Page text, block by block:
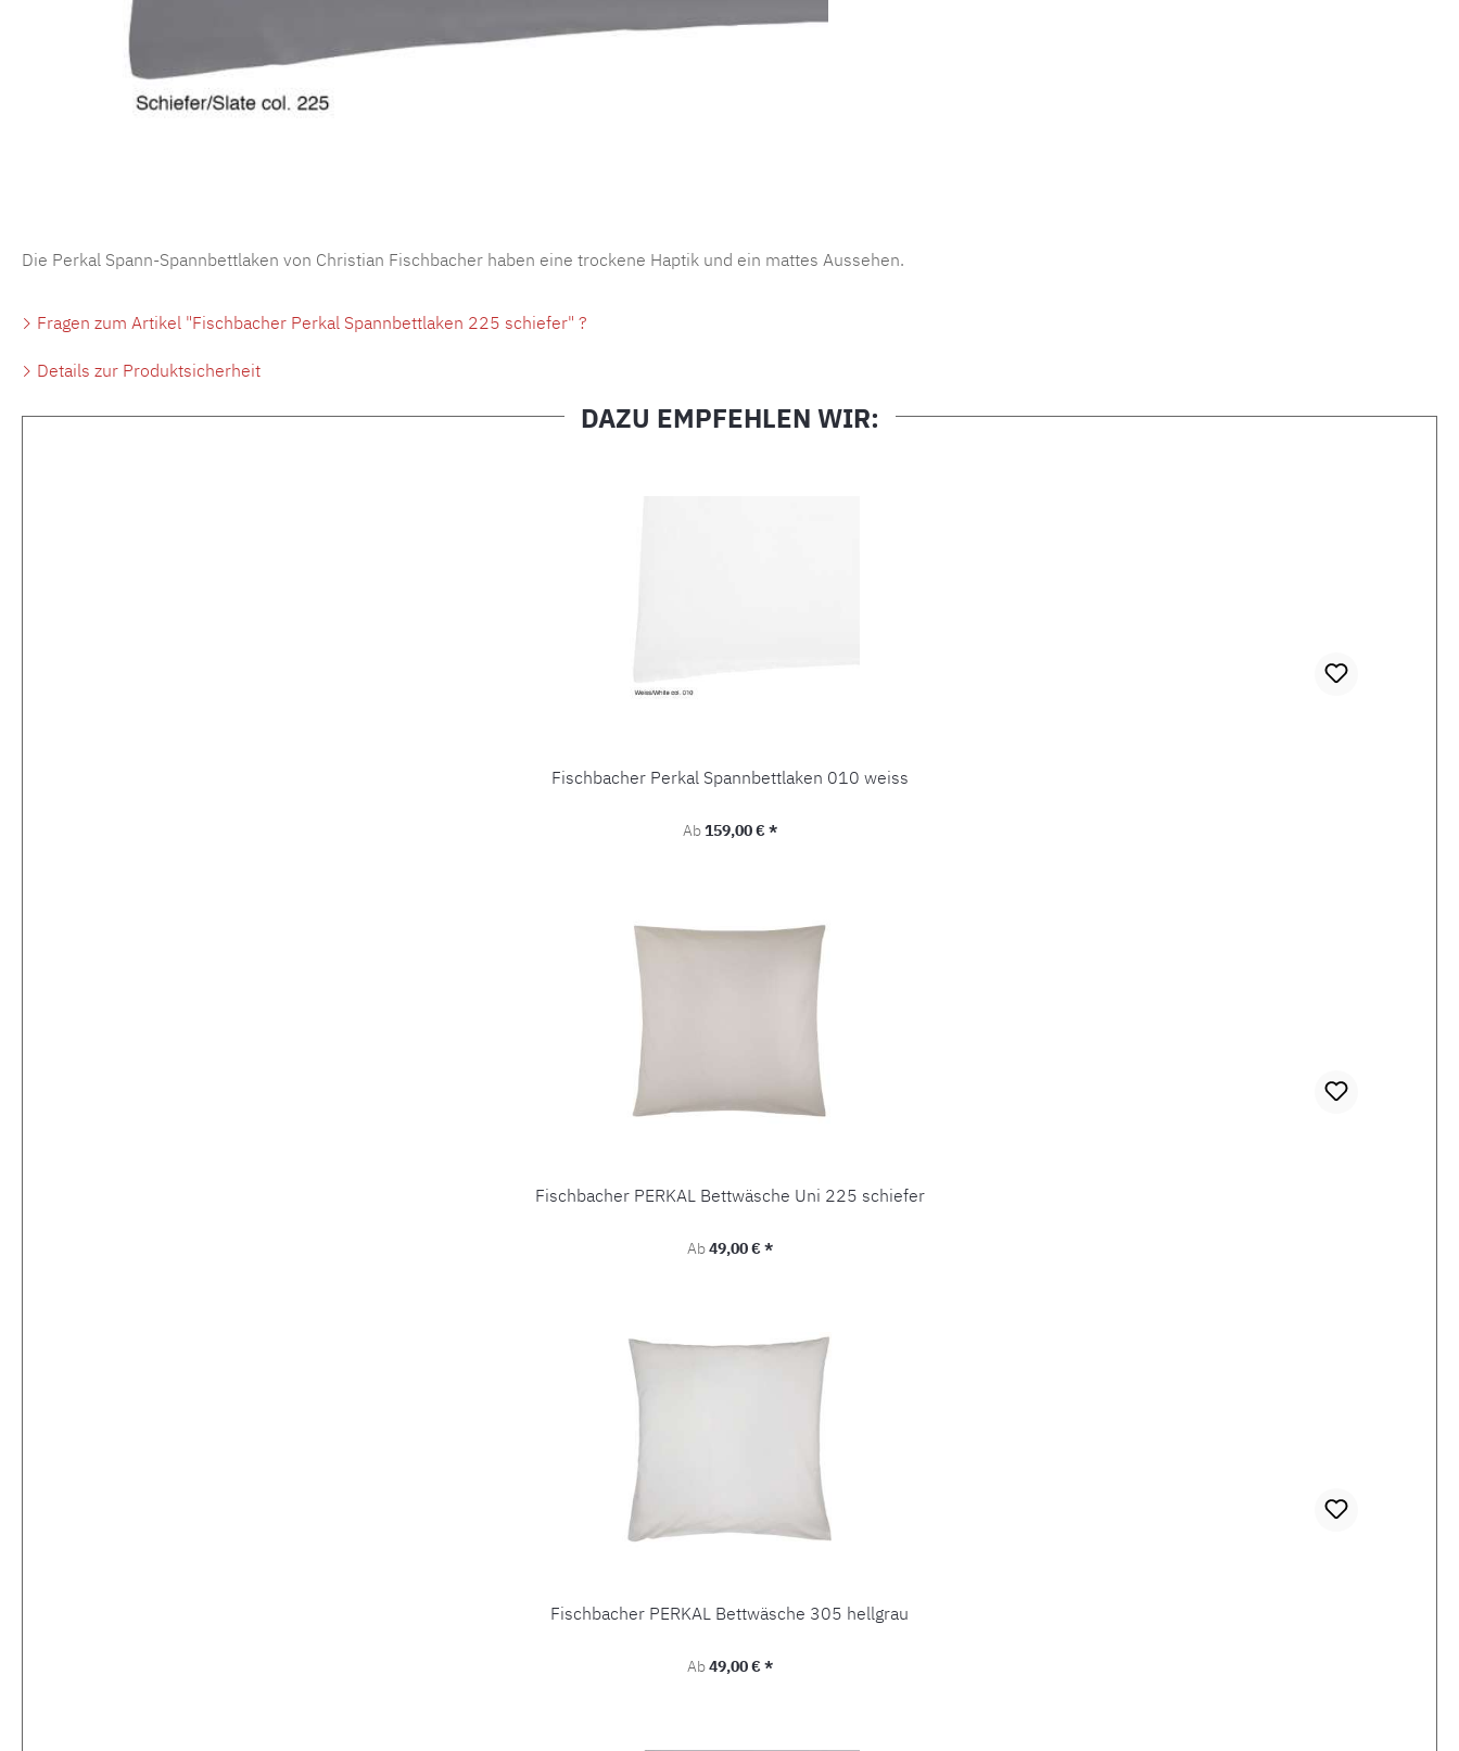
Die Perkal Spann-Spannbettlaken von Christian Fischbacher haben eine trockene Haptik und ein mattes Aussehen.
Fragen zum Artikel "Fischbacher Perkal Spannbettlaken 225 schiefer" ?
Details zur Produktsicherheit
DAZU EMPFEHLEN WIR:
Fischbacher Perkal Spannbettlaken 010 weiss
Regulärer Preis:
Ab159,00 € *
Fischbacher PERKAL Bettwäsche Uni 225 schiefer
Regulärer Preis:
Ab49,00 € *
Fischbacher PERKAL Bettwäsche 305 hellgrau
Regulärer Preis:
Ab49,00 € *